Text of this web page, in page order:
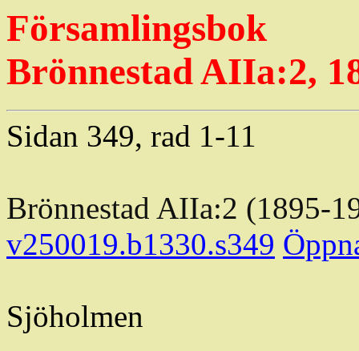
Församlingsbok
BrönnestadAIIa:2,
Sidan 349, rad 1-11
Brönnestad AIIa:2 (1895-
v250019.b1330.s349
Sjöholmen